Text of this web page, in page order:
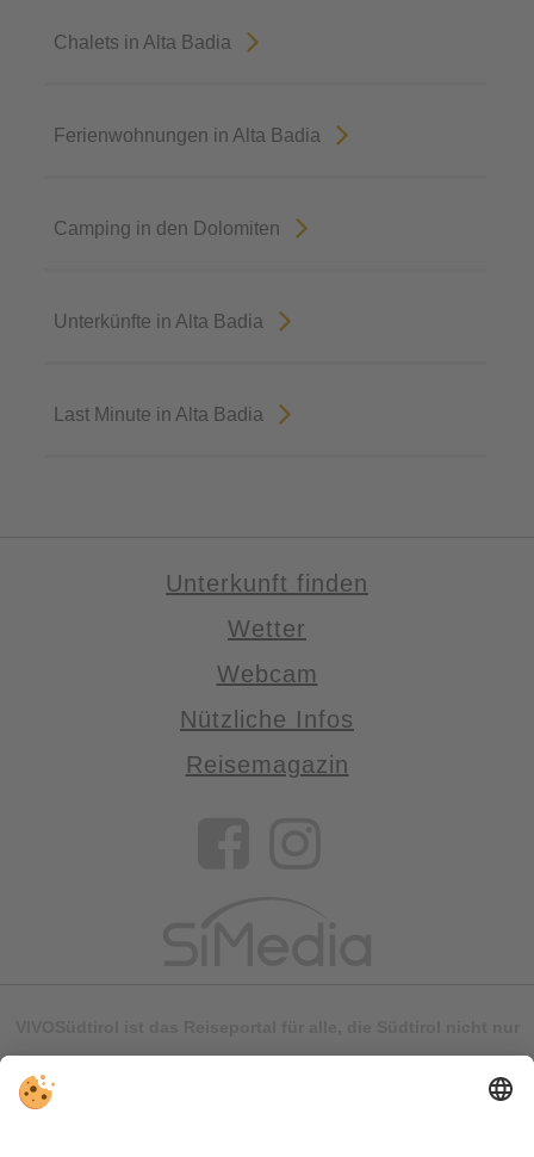
Chalets in Alta Badia
Ferienwohnungen in Alta Badia
Camping in den Dolomiten
Unterkünfte in Alta Badia
Last Minute in Alta Badia
Unterkunft finden
Wetter
Webcam
Nützliche Infos
Reisemagazin